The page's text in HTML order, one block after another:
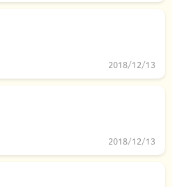
2018/12/13
2018/12/13